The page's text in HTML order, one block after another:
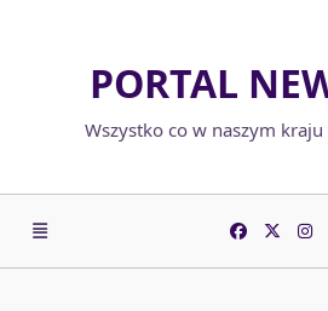
PORTAL
Wszystko co w naszym